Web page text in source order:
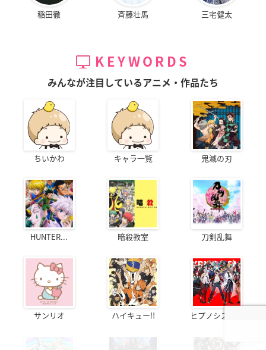
稲田徹 斉藤壮馬 三宅健太
KEYWORDS
みんなが注目しているアニメ・作品たち
ちいかわ キャラ一覧 鬼滅の刃
HUNTER... 暗殺教室 刀剣乱舞
サンリオ ハイキュー!! ヒプノシスマ...